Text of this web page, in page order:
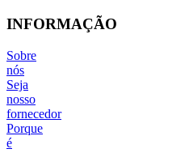
INFORMAÇÃO
Sobre
nós
Seja
nosso
fornecedor
Porque
é